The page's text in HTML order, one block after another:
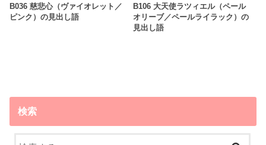
B036 慈悲心（ヴァイオレット／
ピンク）の見出し語
B106 大天使ラツィエル（ペール
オリーブ／ペールライラック）の
見出し語
検索